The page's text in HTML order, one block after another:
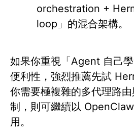
orchestration +
loop」的混合架構。
如果你重視「Agent 自己
便利性，強烈推薦先試
你需要極複雜的多代理路
制，則可繼續以
用。